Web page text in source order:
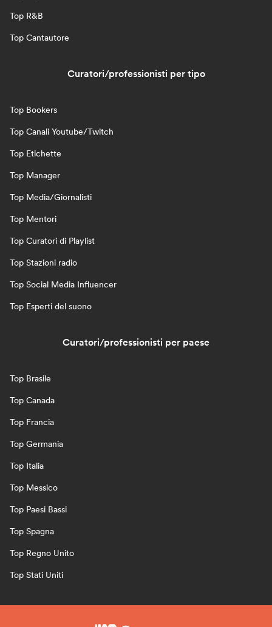
Top R&B
Top Cantautore
Curatori/professionisti per tipo
Top Bookers
Top Canali Youtube/Twitch
Top Etichette
Top Manager
Top Media/Giornalisti
Top Mentori
Top Curatori di Playlist
Top Stazioni radio
Top Social Media Influencer
Top Esperti del suono
Curatori/professionisti per paese
Top Brasile
Top Canada
Top Francia
Top Germania
Top Italia
Top Messico
Top Paesi Bassi
Top Spagna
Top Regno Unito
Top Stati Uniti